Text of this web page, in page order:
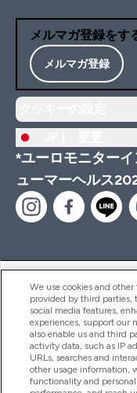
メルマガ登録をす
メルマガ登録
*ユーロモニター
ューマーヘルス
ヘルプ＆ガイド
商品について
会社概要
We use cookies and
provided by third parties,
social media features,
experiences, support our
also enable us and third
activity data, such as IP
URLs, searches and
other usage information,
functionality and